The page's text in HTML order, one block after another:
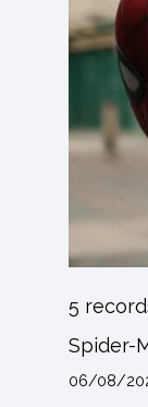
5
Spider-
06/08/